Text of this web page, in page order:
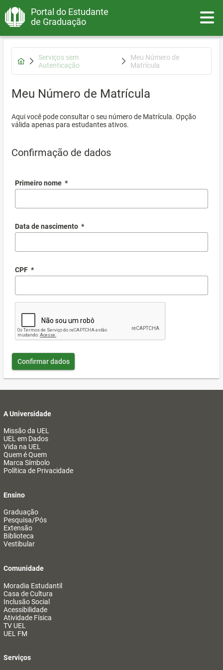
Portal do Estudante
de Graduação
Serviços sem
Autenticação
Meu Número de
Matrícula
Meu Número de Matrícula
Aqui você pode consultar o seu número de Matrícula. Opção
válida apenas para estudantes ativos.
Confirmação de dados
Primeiro nome *
Data de nascimento *
CPF *
Confirmar dados
A Universidade
Missão da UEL
UEL em Dados
Vida na UEL
Quem é Quem
Marca Símbolo
Política de Privacidade
Ensino
Graduação
Pesquisa/Pós
Extensão
Biblioteca
Vestibular
Comunidade
Moradia Estudantil
Casa de Cultura
Inclusão Social
Acessibilidade
Atividade Física
TV UEL
UEL FM
Serviços